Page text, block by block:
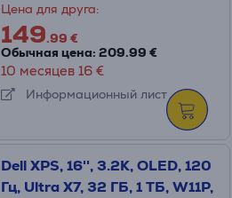
Цена для друга:
149.99 €
Обычная цена: 209.99 €
10 месяцев 16 €
Информационный лист
Dell XPS, 16'', 3.2K, OLED, 120
Гц, Ultra X7, 32 ГБ, 1 ТБ, W11P,